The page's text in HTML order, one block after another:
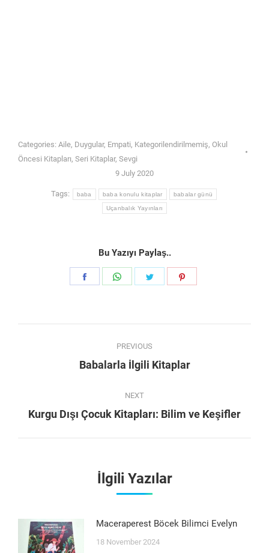
Categories: Aile, Duygular, Empati, Kategorilendirilmemiş, Okul
Öncesi Kitapları, Seri Kitaplar, Sevgi
9 July 2020
Tags: baba baba konulu kitaplar babalar günü
Uçanbalık Yayınları
Bu Yazıyı Paylaş..
Share
navigation
PREVIOUS
Previous
Babalarla İlgili Kitaplar
NEXT
Next
Kurgu Dışı Çocuk Kitapları: Bilim ve Keşifler
İlgili Yazılar
Maceraperest Böcek Bilimci Evelyn
18 November 2024